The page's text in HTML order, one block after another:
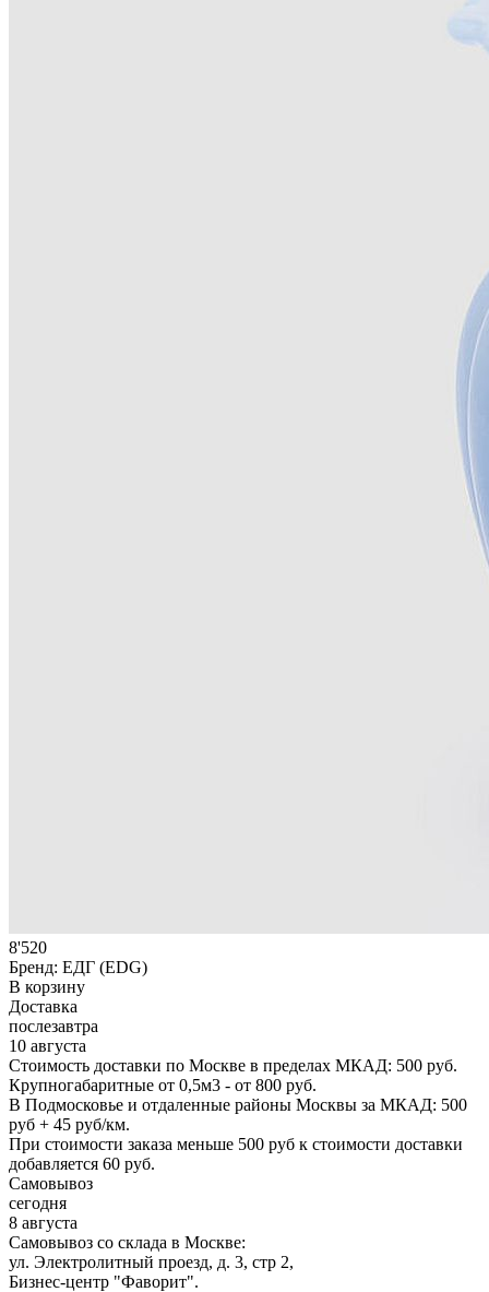
8'520
Бренд: ЕДГ (EDG)
В корзину
Доставка
послезавтра
10 августа
Стоимость доставки по Москве в пределах МКАД: 500 руб.
Крупногабаритные от 0,5м3 - от 800 руб.
В Подмосковье и отдаленные районы Москвы за МКАД: 500
руб + 45 руб/км.
При стоимости заказа меньше 500 руб к стоимости доставки
добавляется 60 руб.
Самовывоз
сегодня
8 августа
Самовывоз со склада в Москве:
ул. Электролитный проезд, д. 3, стр 2,
Бизнес-центр "Фаворит".